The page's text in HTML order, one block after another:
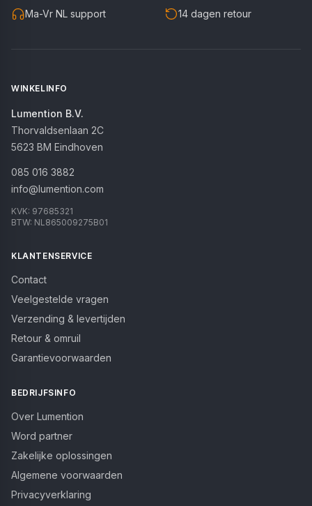
Ma-Vr NL support 14 dagen retour
WINKELINFO
Lumention B.V.
Thorvaldsenlaan 2C
5623 BM Eindhoven
085 016 3882
info@lumention.com
KVK: 97685321
BTW: NL865009275B01
KLANTENSERVICE
Contact
Veelgestelde vragen
Verzending & levertijden
Retour & omruil
Garantievoorwaarden
BEDRIJFSINFO
Over Lumention
Word partner
Zakelijke oplossingen
Algemene voorwaarden
Privacyverklaring